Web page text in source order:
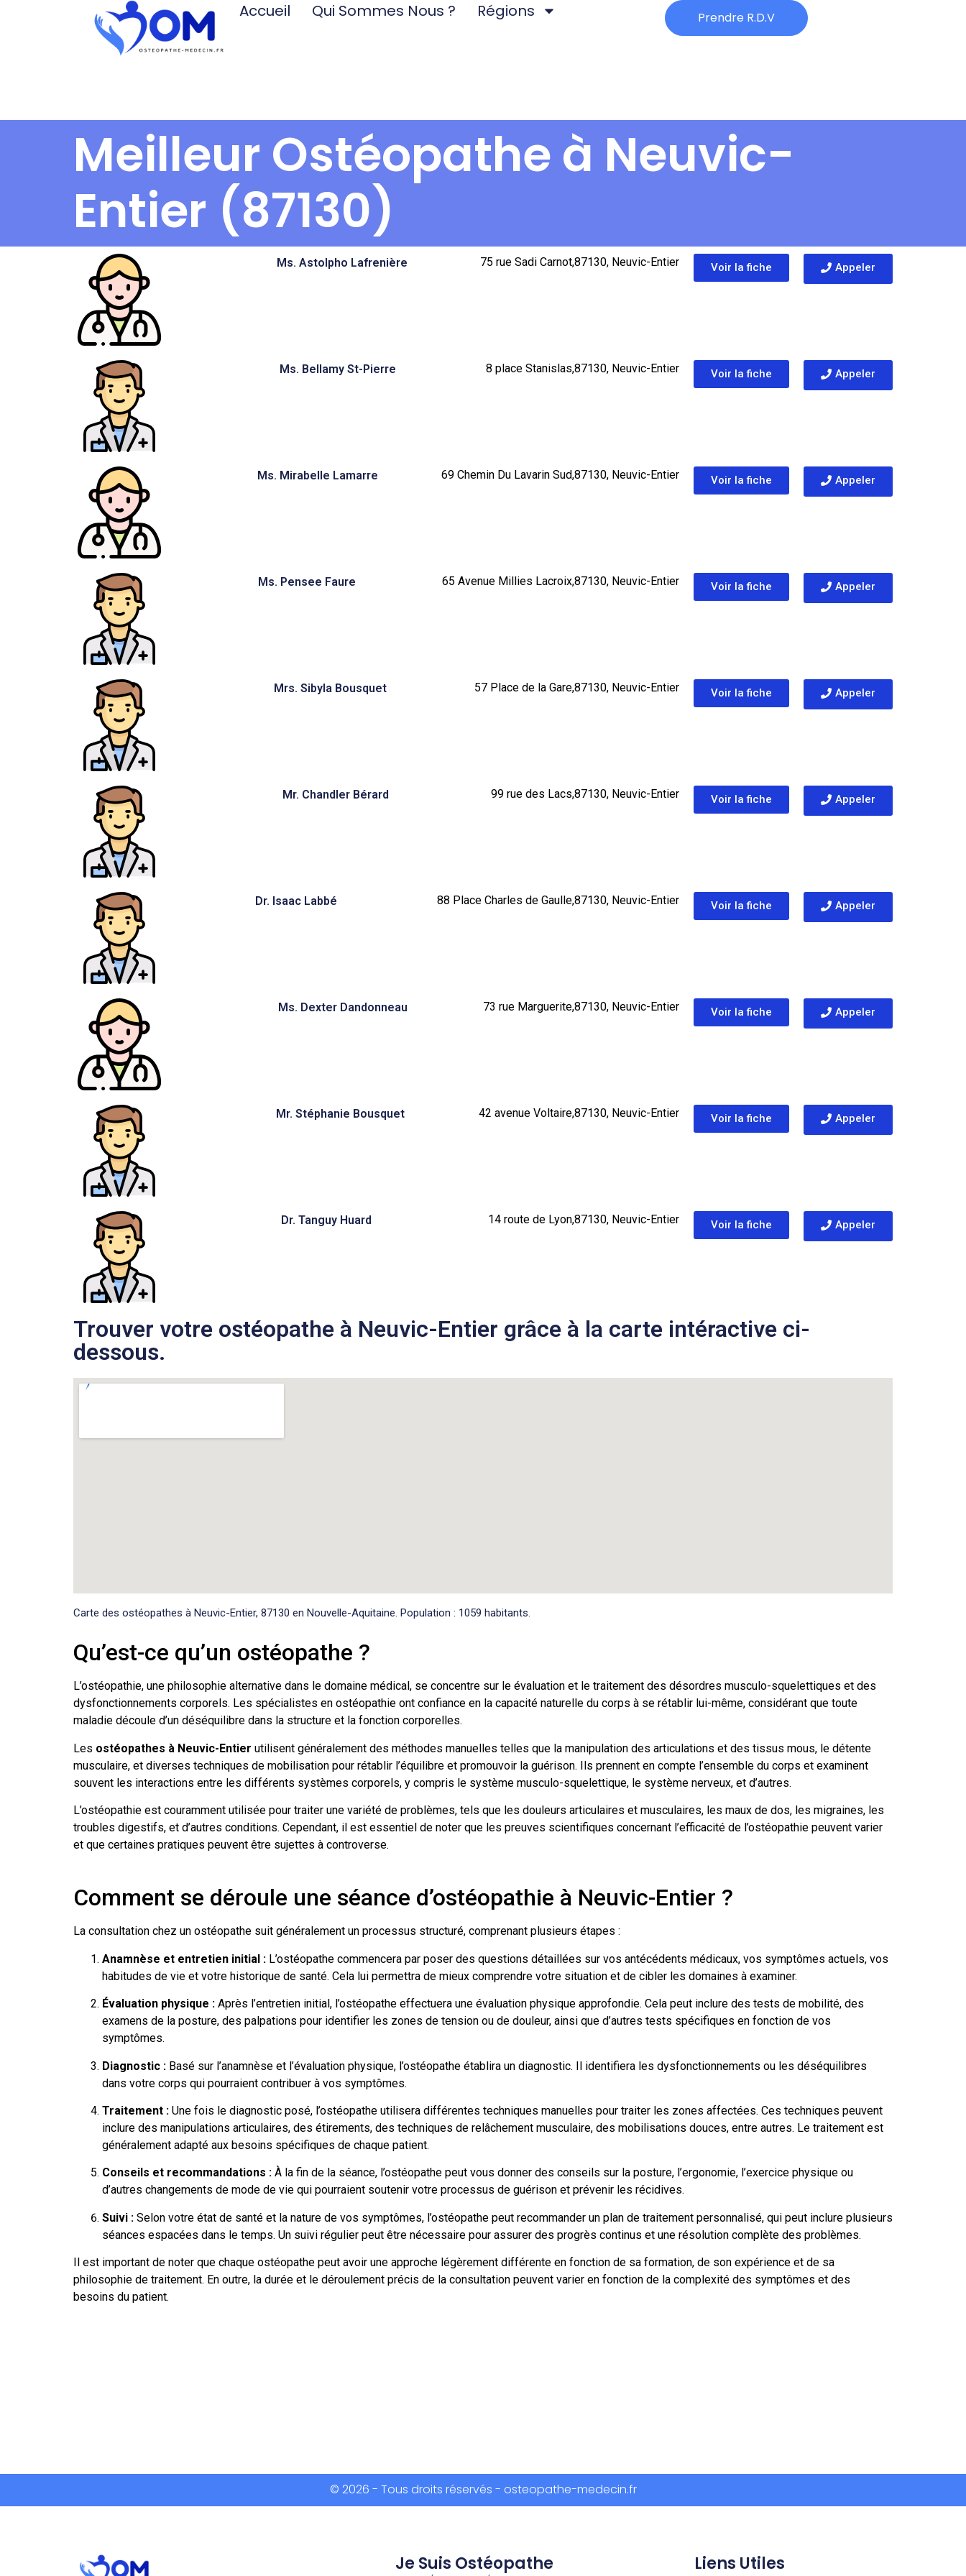
Accueil Qui Sommes Nous ? Régions Prendre R.D.V
Meilleur Ostéopathe à Neuvic-
Entier (87130)
Ms. Astolpho Lafrenière 75 rue Sadi Carnot,87130, Neuvic-Entier Voir la fiche Appeler
Ms. Bellamy St-Pierre 8 place Stanislas,87130, Neuvic-Entier Voir la fiche Appeler
Ms. Mirabelle Lamarre 69 Chemin Du Lavarin Sud,87130, Neuvic-Entier Voir la fiche Appeler
Ms. Pensee Faure 65 Avenue Millies Lacroix,87130, Neuvic-Entier Voir la fiche Appeler
Mrs. Sibyla Bousquet 57 Place de la Gare,87130, Neuvic-Entier Voir la fiche Appeler
Mr. Chandler Bérard 99 rue des Lacs,87130, Neuvic-Entier Voir la fiche Appeler
Dr. Isaac Labbé 88 Place Charles de Gaulle,87130, Neuvic-Entier Voir la fiche Appeler
Ms. Dexter Dandonneau 73 rue Marguerite,87130, Neuvic-Entier Voir la fiche Appeler
Mr. Stéphanie Bousquet 42 avenue Voltaire,87130, Neuvic-Entier Voir la fiche Appeler
Dr. Tanguy Huard 14 route de Lyon,87130, Neuvic-Entier Voir la fiche Appeler
Trouver votre ostéopathe à Neuvic-Entier grâce à la carte intéractive ci-
dessous.
Carte des ostéopathes à Neuvic-Entier, 87130 en Nouvelle-Aquitaine. Population : 1059 habitants.
Qu’est-ce qu’un ostéopathe ?
L’ostéopathie, une philosophie alternative dans le domaine médical, se concentre sur le évaluation et le traitement des désordres musculo-squelettiques et des
dysfonctionnements corporels. Les spécialistes en ostéopathie ont confiance en la capacité naturelle du corps à se rétablir lui-même, considérant que toute
maladie découle d’un déséquilibre dans la structure et la fonction corporelles.
Les ostéopathes à Neuvic-Entier utilisent généralement des méthodes manuelles telles que la manipulation des articulations et des tissus mous, le détente
musculaire, et diverses techniques de mobilisation pour rétablir l’équilibre et promouvoir la guérison. Ils prennent en compte l’ensemble du corps et examinent
souvent les interactions entre les différents systèmes corporels, y compris le système musculo-squelettique, le système nerveux, et d’autres.
L’ostéopathie est couramment utilisée pour traiter une variété de problèmes, tels que les douleurs articulaires et musculaires, les maux de dos, les migraines, les
troubles digestifs, et d’autres conditions. Cependant, il est essentiel de noter que les preuves scientifiques concernant l’efficacité de l’ostéopathie peuvent varier
et que certaines pratiques peuvent être sujettes à controverse.
Comment se déroule une séance d’ostéopathie à Neuvic-Entier ?
La consultation chez un ostéopathe suit généralement un processus structuré, comprenant plusieurs étapes :
Anamnèse et entretien initial : L’ostéopathe commencera par poser des questions détaillées sur vos antécédents médicaux, vos symptômes actuels, vos
habitudes de vie et votre historique de santé. Cela lui permettra de mieux comprendre votre situation et de cibler les domaines à examiner.
Évaluation physique : Après l’entretien initial, l’ostéopathe effectuera une évaluation physique approfondie. Cela peut inclure des tests de mobilité, des
examens de la posture, des palpations pour identifier les zones de tension ou de douleur, ainsi que d’autres tests spécifiques en fonction de vos
symptômes.
Diagnostic : Basé sur l’anamnèse et l’évaluation physique, l’ostéopathe établira un diagnostic. Il identifiera les dysfonctionnements ou les déséquilibres
dans votre corps qui pourraient contribuer à vos symptômes.
Traitement : Une fois le diagnostic posé, l’ostéopathe utilisera différentes techniques manuelles pour traiter les zones affectées. Ces techniques peuvent
inclure des manipulations articulaires, des étirements, des techniques de relâchement musculaire, des mobilisations douces, entre autres. Le traitement est
généralement adapté aux besoins spécifiques de chaque patient.
Conseils et recommandations : À la fin de la séance, l’ostéopathe peut vous donner des conseils sur la posture, l’ergonomie, l’exercice physique ou
d’autres changements de mode de vie qui pourraient soutenir votre processus de guérison et prévenir les récidives.
Suivi : Selon votre état de santé et la nature de vos symptômes, l’ostéopathe peut recommander un plan de traitement personnalisé, qui peut inclure plusieurs
séances espacées dans le temps. Un suivi régulier peut être nécessaire pour assurer des progrès continus et une résolution complète des problèmes.
Il est important de noter que chaque ostéopathe peut avoir une approche légèrement différente en fonction de sa formation, de son expérience et de sa
philosophie de traitement. En outre, la durée et le déroulement précis de la consultation peuvent varier en fonction de la complexité des symptômes et des
besoins du patient.
© 2026 - Tous droits réservés - osteopathe-medecin.fr
Je Suis Ostéopathe Liens Utiles